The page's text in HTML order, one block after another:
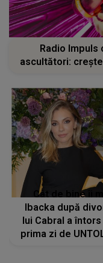
Radio
ascultători:
Cât de bine îi
Ibacka după
lui Cabral a
prima zi de